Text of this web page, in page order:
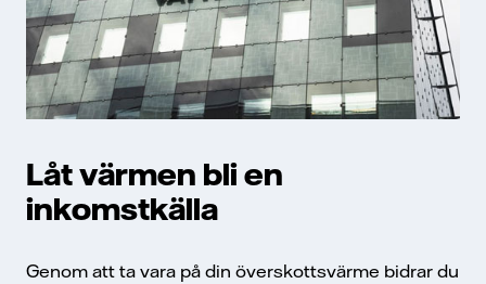
Låt värmen bli en
inkomstkälla
Genom att ta vara på din överskottsvärme bidrar du